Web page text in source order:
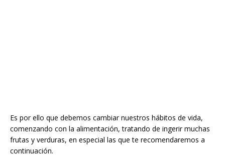
Es por ello que debemos cambiar nuestros hábitos de vida,
comenzando con la alimentación, tratando de ingerir muchas
frutas y verduras, en especial las que te recomendaremos a
continuación.